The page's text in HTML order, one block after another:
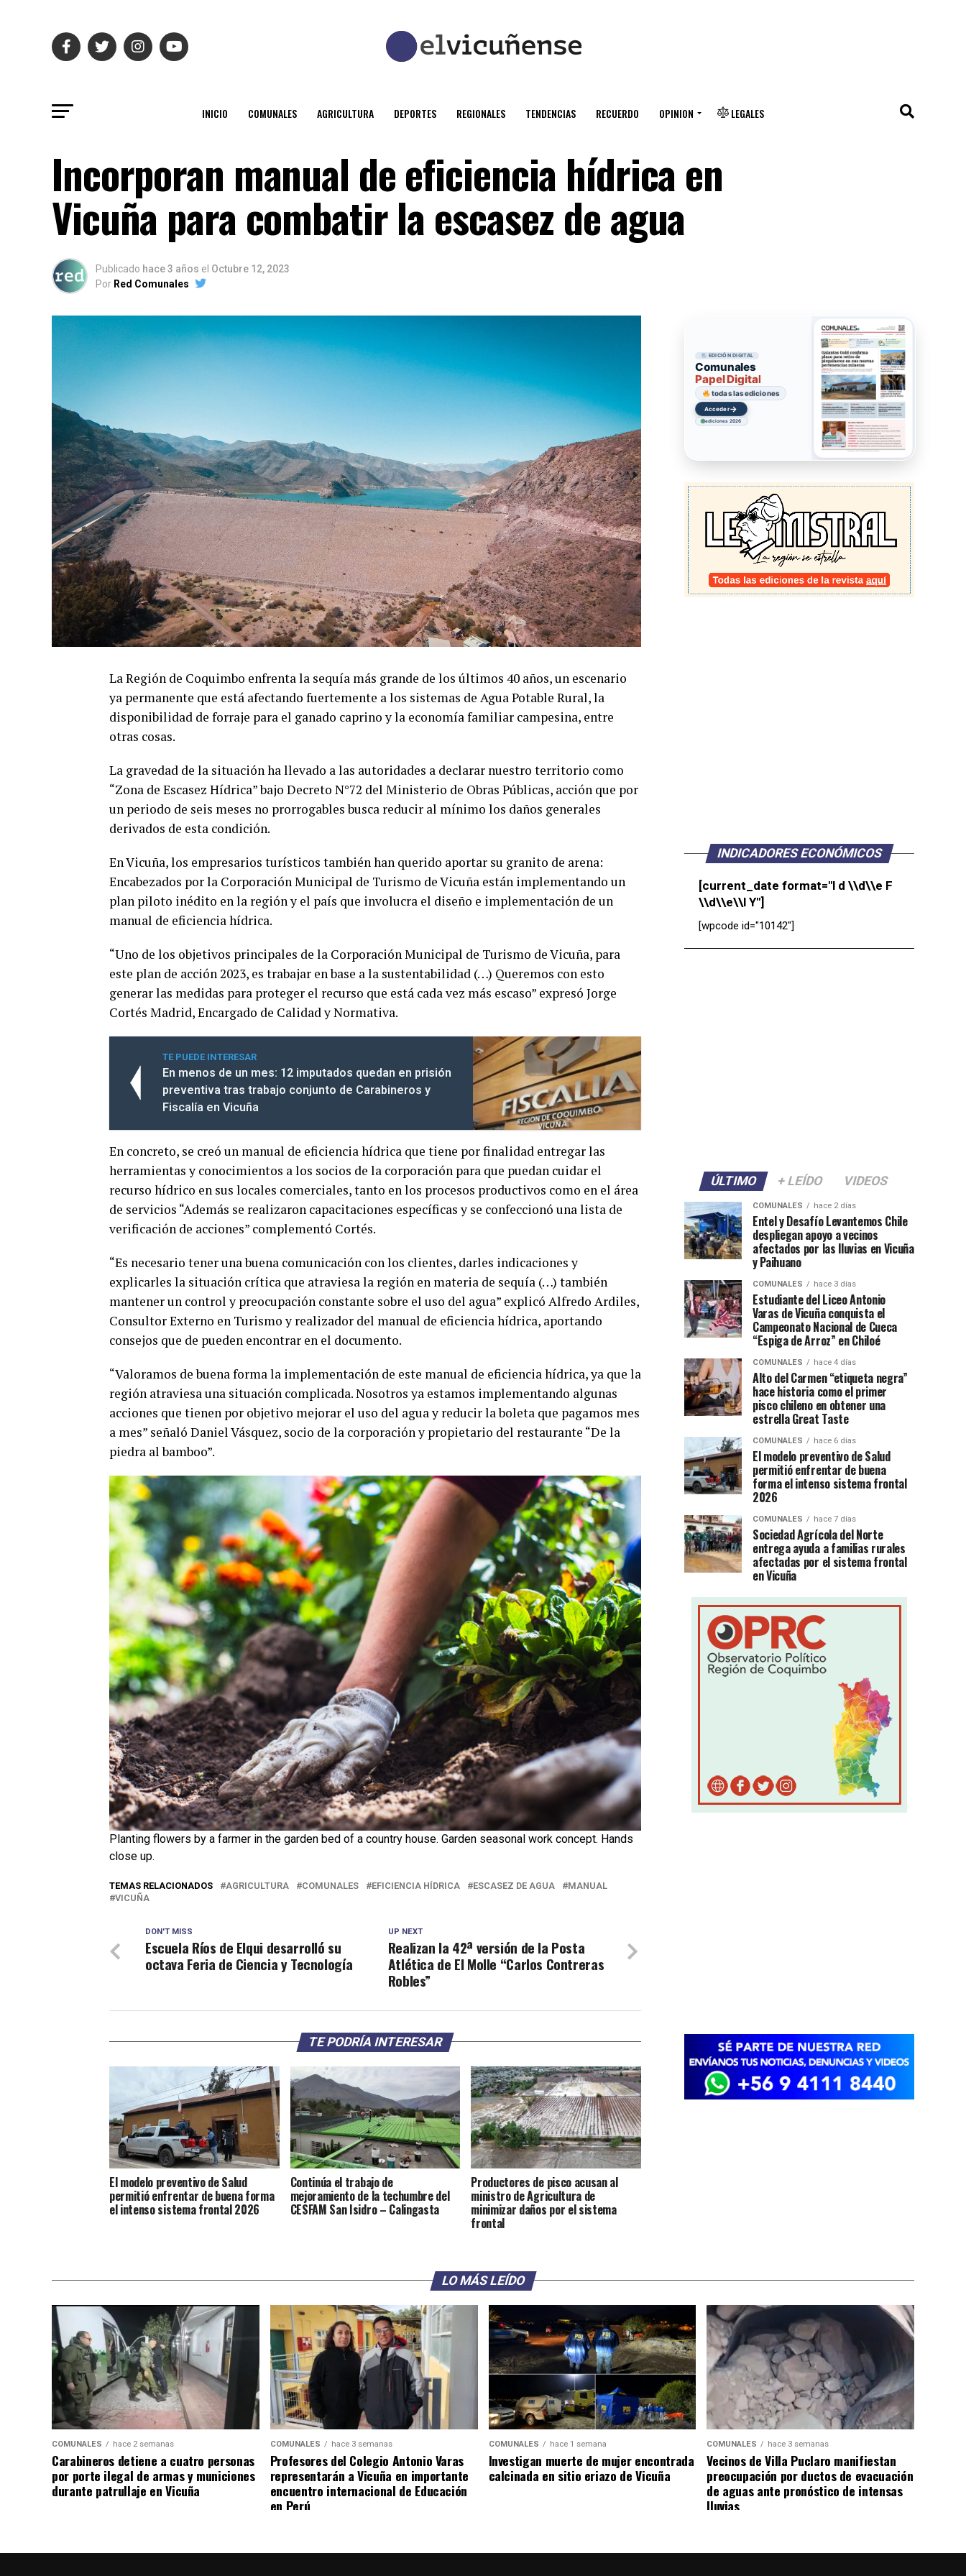
INICIO COMUNALES AGRICULTURA DEPORTES REGIONALES TENDENCIAS RECUERDO OPINION LEGALES
Incorporan manual de eficiencia hídrica en
Vicuña para combatir la escasez de agua
Publicado hace 3 años el Octubre 12, 2023
Por Red Comunales
La Región de Coquimbo enfrenta la sequía más grande de los últimos 40 años, un escenario
ya permanente que está afectando fuertemente a los sistemas de Agua Potable Rural, la
disponibilidad de forraje para el ganado caprino y la economía familiar campesina, entre
otras cosas.
La gravedad de la situación ha llevado a las autoridades a declarar nuestro territorio como
“Zona de Escasez Hídrica” bajo Decreto N°72 del Ministerio de Obras Públicas, acción que por
un periodo de seis meses no prorrogables busca reducir al mínimo los daños generales
derivados de esta condición.
En Vicuña, los empresarios turísticos también han querido aportar su granito de arena:
Encabezados por la Corporación Municipal de Turismo de Vicuña están implementando un
plan piloto inédito en la región y el país que involucra el diseño e implementación de un
manual de eficiencia hídrica.
“Uno de los objetivos principales de la Corporación Municipal de Turismo de Vicuña, para
este plan de acción 2023, es trabajar en base a la sustentabilidad (…) Queremos con esto
generar las medidas para proteger el recurso que está cada vez más escaso” expresó Jorge
Cortés Madrid, Encargado de Calidad y Normativa.
TE PUEDE INTERESAR
En menos de un mes: 12 imputados quedan en prisión
preventiva tras trabajo conjunto de Carabineros y
Fiscalía en Vicuña
En concreto, se creó un manual de eficiencia hídrica que tiene por finalidad entregar las
herramientas y conocimientos a los socios de la corporación para que puedan cuidar el
recurso hídrico en sus locales comerciales, tanto en los procesos productivos como en el área
de servicios “Además se realizaron capacitaciones específicas y se confeccionó una lista de
verificación de acciones” complementó Cortés.
“Es necesario tener una buena comunicación con los clientes, darles indicaciones y
explicarles la situación crítica que atraviesa la región en materia de sequía (…) también
mantener un control y preocupación constante sobre el uso del agua” explicó Alfredo Ardiles,
Consultor Externo en Turismo y realizador del manual de eficiencia hídrica, aportando
consejos que de pueden encontrar en el documento.
“Valoramos de buena forma la implementación de este manual de eficiencia hídrica, ya que la
región atraviesa una situación complicada. Nosotros ya estamos implementando algunas
acciones que tienen por objetivo mejorar el uso del agua y reducir la boleta que pagamos mes
a mes” señaló Daniel Vásquez, socio de la corporación y propietario del restaurante “De la
piedra al bamboo”.
Planting flowers by a farmer in the garden bed of a country house. Garden seasonal work concept. Hands
close up.
TEMAS RELACIONADOS AGRICULTURA COMUNALES EFICIENCIA HÍDRICA ESCASEZ DE AGUA
MANUAL
VICUÑA
UP NEXT
Realizan la 42ª versión de la Posta
Atlética de El Molle “Carlos Contreras
Robles”
DON'T MISS
Escuela Ríos de Elqui desarrolló su
octava Feria de Ciencia y Tecnología
TE PODRÍA INTERESAR
El modelo preventivo de Salud
permitió enfrentar de buena forma
el intenso sistema frontal 2026
Continúa el trabajo de
mejoramiento de la techumbre del
CESFAM San Isidro – Calingasta
Productores de pisco acusan al
ministro de Agricultura de
minimizar daños por el sistema
frontal
EDICIÓN DIGITAL
Comunales
Papel Digital
todas las ediciones
Acceder→
ediciones 2026
INDICADORES ECONÓMICOS
[current_date format="l d \\d\\e F
\\d\\e\\l Y"]
[wpcode id="10142"]
ÚLTIMO + LEÍDO VIDEOS
COMUNALES hace 2 días
Entel y Desafío Levantemos Chile
despliegan apoyo a vecinos
afectados por las lluvias en Vicuña
y Paihuano
COMUNALES hace 3 días
Estudiante del Liceo Antonio
Varas de Vicuña conquista el
Campeonato Nacional de Cueca
“Espiga de Arroz” en Chiloé
COMUNALES hace 4 días
Alto del Carmen “etiqueta negra”
hace historia como el primer
pisco chileno en obtener una
estrella Great Taste
COMUNALES hace 6 días
El modelo preventivo de Salud
permitió enfrentar de buena
forma el intenso sistema frontal
2026
COMUNALES hace 7 días
Sociedad Agrícola del Norte
entrega ayuda a familias rurales
afectadas por el sistema frontal
en Vicuña
LO MÁS LEÍDO
COMUNALES hace 2 semanas
Carabineros detiene a cuatro personas
por porte ilegal de armas y municiones
durante patrullaje en Vicuña
COMUNALES hace 3 semanas
Profesores del Colegio Antonio Varas
representarán a Vicuña en importante
encuentro internacional de Educación
en Perú
COMUNALES hace 1 semana
Investigan muerte de mujer encontrada
calcinada en sitio eriazo de Vicuña
COMUNALES hace 3 semanas
Vecinos de Villa Puclaro manifiestan
preocupación por ductos de evacuación
de aguas ante pronóstico de intensas
lluvias